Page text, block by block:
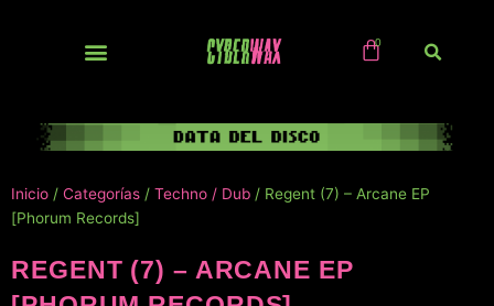
Inicio / Categorías / Techno / Dub / Regent (7) – Arcane EP
[Phorum Records]
REGENT (7) – ARCANE EP